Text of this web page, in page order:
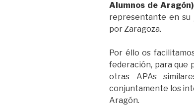
Alumnos de
representante en su
por Zaragoza.
Por éllo os
federación, para que
otras APAs
conjuntamente los
Aragón.